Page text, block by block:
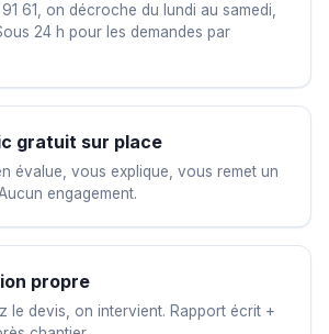
91 61, on décroche du lundi au samedi,
24 h pour les demandes par
gratuit sur place
évalue, vous explique, vous remet un
engagement.
propre
le devis, on intervient. Rapport écrit +